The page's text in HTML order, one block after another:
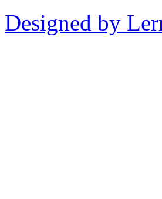
Designed by